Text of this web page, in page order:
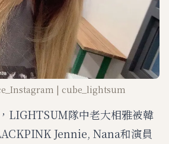
| cube_lightsum
LIGHTSUM隊中老大相雅被韓
Jennie, Nana和演員